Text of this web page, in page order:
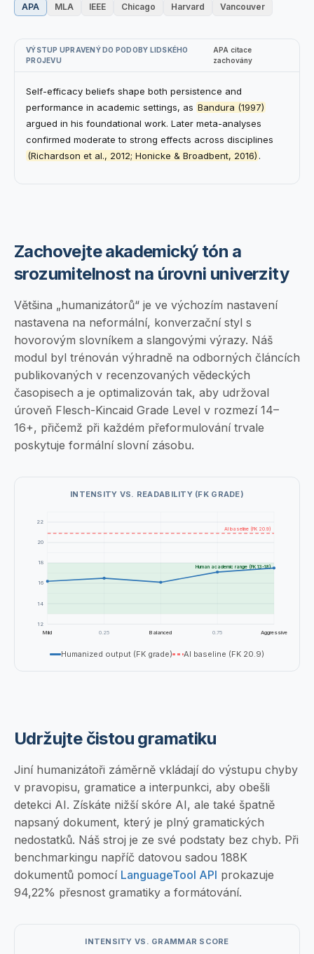
APA MLA IEEE Chicago Harvard Vancouver
VÝSTUP UPRAVENÝ DO PODOBY LIDSKÉHO
PROJEVU
APA citace
zachovány
Self-efficacy beliefs shape both persistence and
performance in academic settings, as Bandura (1997)
argued in his foundational work. Later meta-analyses
confirmed moderate to strong effects across disciplines
(Richardson et al., 2012; Honicke & Broadbent, 2016) .
Zachovejte akademický tón a
srozumitelnost na úrovni univerzity
Většina „humanizátorů“ je ve výchozím nastavení
nastavena na neformální, konverzační styl s
hovorovým slovníkem a slangovými výrazy. Náš
modul byl trénován výhradně na odborných článcích
publikovaných v recenzovaných vědeckých
časopisech a je optimalizován tak, aby udržoval
úroveň Flesch-Kincaid Grade Level v rozmezí 14–
16+, přičemž při každém přeformulování trvale
poskytuje formální slovní zásobu.
INTENSITY VS. READABILITY (FK GRADE)
Human academic range (FK 13-18)
12
14
16
18
20
22
Mild 0.25 Balanced 0.75 Aggressive
AI baseline (FK 20.9)
Humanized output (FK grade) AI baseline (FK 20.9)
Udržujte čistou gramatiku
Jiní humanizátoři záměrně vkládají do výstupu chyby
v pravopisu, gramatice a interpunkci, aby obešli
detekci AI. Získáte nižší skóre AI, ale také špatně
napsaný dokument, který je plný gramatických
nedostatků. Náš stroj je ze své podstaty bez chyb. Při
benchmarkingu napříč datovou sadou 188K
dokumentů pomocí LanguageTool API prokazuje
94,22% přesnost gramatiky a formátování.
INTENSITY VS. GRAMMAR SCORE